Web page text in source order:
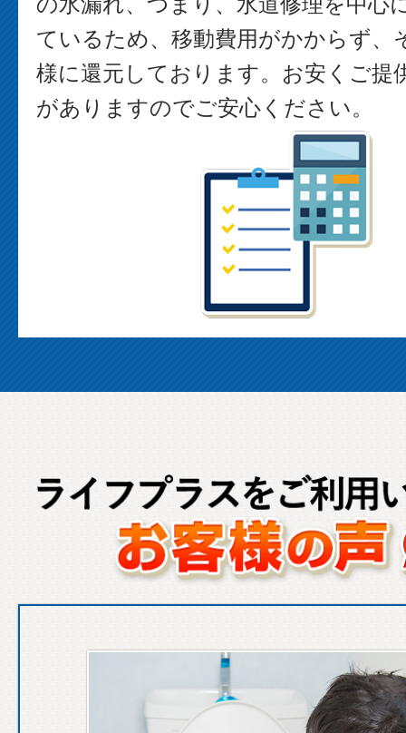
ているため、移動費用がかからず、
様に還元しております。お安くご提
がありますのでご安心ください。